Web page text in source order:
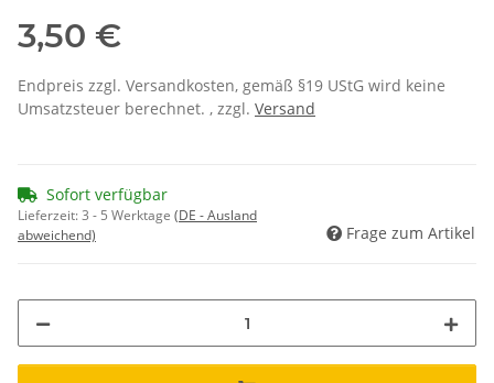
3,50 €
Endpreis zzgl. Versandkosten, gemäß §19 UStG wird keine
Umsatzsteuer berechnet. , zzgl. Versand
Sofort verfügbar
Lieferzeit:3 - 5 Werktage (DE - Ausland
abweichend)
Frage zum Artikel